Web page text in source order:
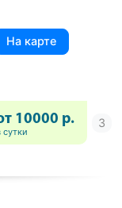
На карте
10000 р.
сутки